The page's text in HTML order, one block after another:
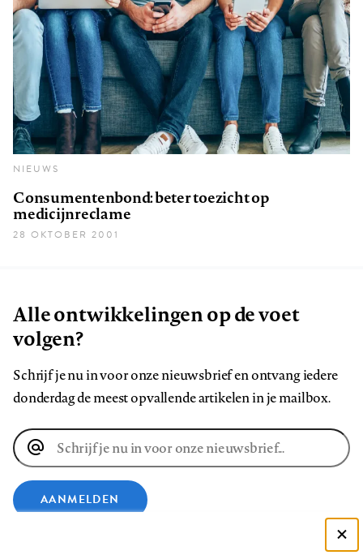
NIEUWS
Consumentenbond: beter toezicht op
medicijnreclame
28 OKTOBER 2001
Alle ontwikkelingen op de voet
volgen?
Schrijf je nu in voor onze nieuwsbrief en ontvang iedere
donderdag de meest opvallende artikelen in je mailbox.
E-
mailadres
AANMELDEN